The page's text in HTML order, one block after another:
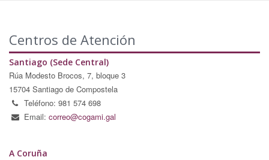
Centros de Atención
Santiago (Sede Central)
Rúa Modesto Brocos, 7, bloque 3
15704 Santiago de Compostela
Teléfono: 981 574 698
Email: correo@cogami.gal
A Coruña